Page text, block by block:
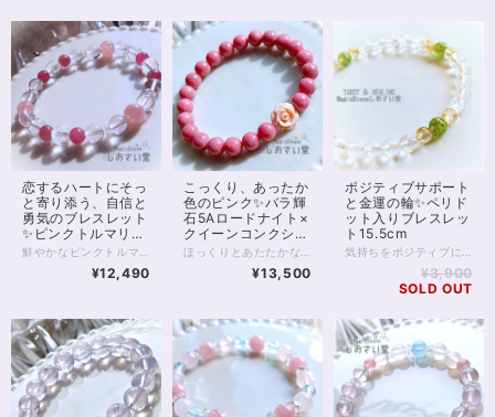
恋するハートにそっ
と寄り添う、自信と
勇気のブレスレット
✨ピンクトルマリン
16.5cm
¥12,490
こっくり、あったか
色のピンク✨バラ輝
石5Aロードナイト×
クイーンコンクシェ
ルブレスレット
¥13,500
ポジティブサポート
と金運の輪✨ペリド
ット入りブレスレッ
ト15.5cm
¥3,900
SOLD OUT